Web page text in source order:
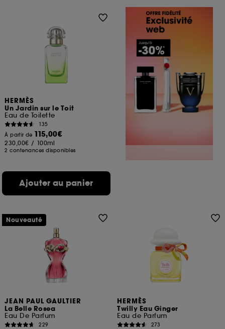
HERMÈS
Un Jardin sur le Toit
Eau de Toilette
135
À partir de 115,00€
230,00€ / 100ml
2 contenances disponibles
Ajouter au panier
JEAN PAUL GAULTIER
La Belle Rosea
Eau De Parfum
229
Nouveauté
HERMÈS
Twilly Eau Ginger
Eau de Parfum
273